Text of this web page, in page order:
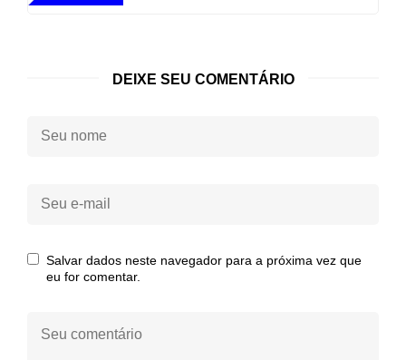
DEIXE SEU COMENTÁRIO
Seu
Seu
Salvar dados neste navegador para a próxima vez que
eu for comentar.
comentário: